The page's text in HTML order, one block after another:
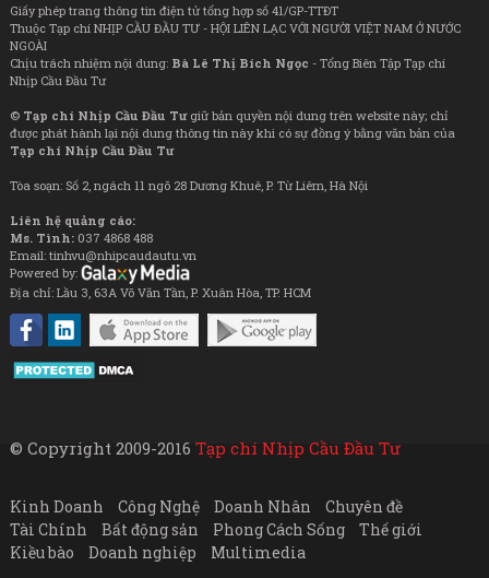
Giấy phép trang thông tin điện tử tổng hợp số 41/GP-TTĐT
Thuộc Tạp chí NHỊP CẦU ĐẦU TƯ - HỘI LIÊN LẠC VỚI NGƯỜI VIỆT NAM Ở NƯỚC
NGOÀI
Chịu trách nhiệm nội dung: Bà Lê Thị Bích Ngọc - Tổng Biên Tập Tạp chí
Nhịp Cầu Đầu Tư
© Tạp chí Nhịp Cầu Đầu Tưgiữ bản quyền nội dung trên website này; chỉ
được phát hành lại nội dung thông tin này khi có sự đồng ý bằng văn bản của
Tạp chí Nhịp Cầu Đầu Tư
Tòa soạn: Số 2, ngách 11 ngõ 28 Dương Khuê, P. Từ Liêm, Hà Nội
Liên hệ quảng cáo:
Ms. Tình: 037 4868 488
Email: tinhvu@nhipcaudautu.vn
Powered by:
Địa chỉ: Lầu 3, 63A Võ Văn Tần, P. Xuân Hòa, TP. HCM
© Copyright 2009-2016 Tạp chí Nhịp Cầu Đầu Tư
Kinh Doanh Công Nghệ Doanh Nhân
Chuyên đề
Tài Chính
Bất động sản Phong Cách Sống
Thế giới
Kiều bào
Doanh nghiệp Multimedia